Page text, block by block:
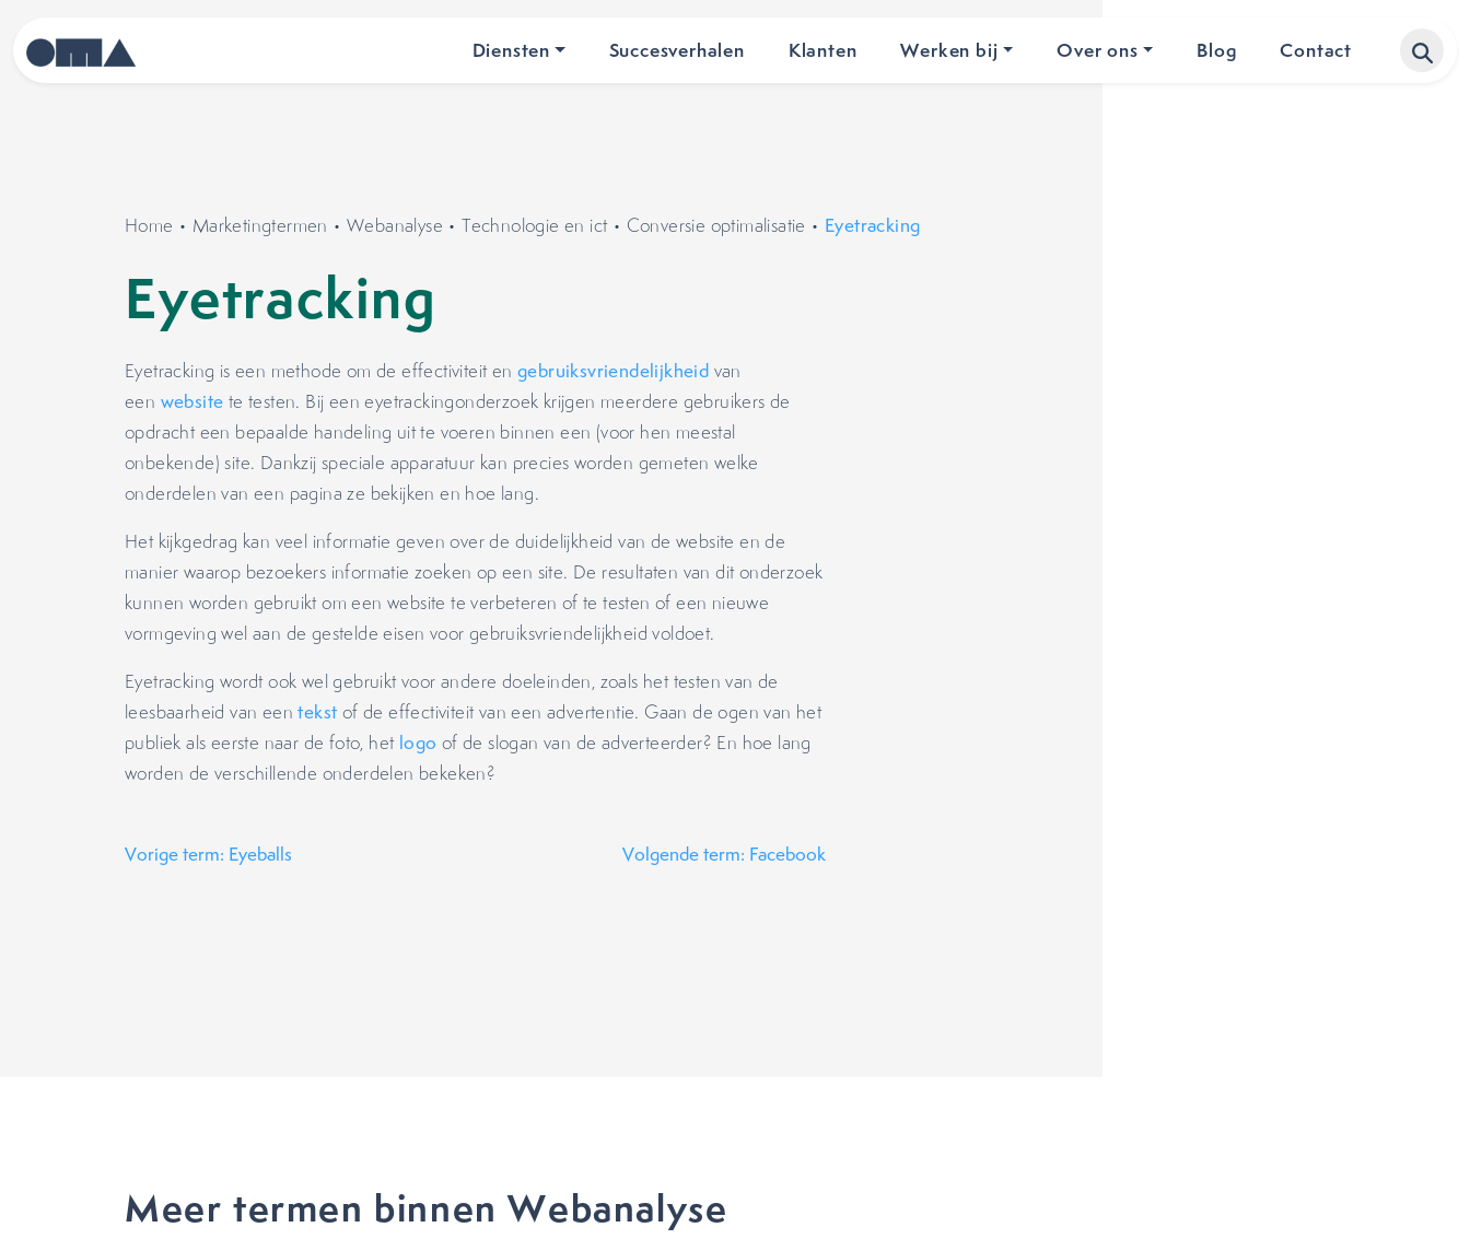
Diensten Succesverhalen Klanten Werken bij Over ons Blog Contact
Home • Marketingtermen •Webanalyse •Technologie en ict• Conversie optimalisatie • Eyetracking
Eyetracking
Eyetracking is een methode om de effectiviteit en gebruiksvriendelijkheid van
een website te testen. Bij een eyetrackingonderzoek krijgen meerdere gebruikers de
opdracht een bepaalde handeling uit te voeren binnen een (voor hen meestal
onbekende) site. Dankzij speciale apparatuur kan precies worden gemeten welke
onderdelen van een pagina ze bekijken en hoe lang.
Het kijkgedrag kan veel informatie geven over de duidelijkheid van de website en de
manier waarop bezoekers informatie zoeken op een site. De resultaten van dit onderzoek
kunnen worden gebruikt om een website te verbeteren of te testen of een nieuwe
vormgeving wel aan de gestelde eisen voor gebruiksvriendelijkheid voldoet.
Eyetracking wordt ook wel gebruikt voor andere doeleinden, zoals het testen van de
leesbaarheid van eentekst of de effectiviteit van een advertentie. Gaan de ogen van het
publiek als eerste naar de foto, het logo of de slogan van de adverteerder? En hoe lang
worden de verschillende onderdelen bekeken?
Vorige term: Eyeballs Volgende term: Facebook
Meer termen binnen Webanalyse